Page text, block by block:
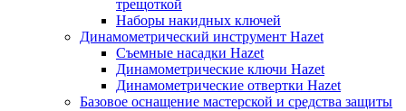
трещоткой
Наборы накидных ключей
Динамометрический инструмент Hazet
Съемные насадки Hazet
Динамометрические ключи Hazet
Динамометрические отвертки Hazet
Базовое оснащение мастерской и средства защиты